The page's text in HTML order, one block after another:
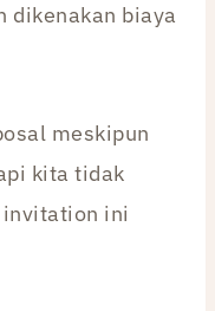
dikenakan biaya
meskipun
kita tidak
ini